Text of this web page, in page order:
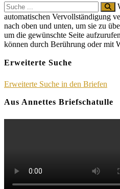
Search
for:
automatischen Vervollständigung
nach oben und unten, um sie zu
um die gewünschte Seite
können durch Berührung oder mit
Erweiterte Suche
Erweiterte Suche in den Briefen
Aus Annettes Briefschatulle